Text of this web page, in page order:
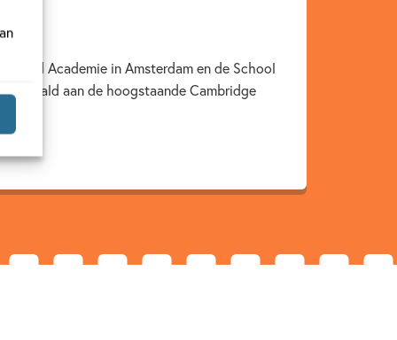
Academie in Amsterdam en de School
behaald aan de hoogstaande Cambridge